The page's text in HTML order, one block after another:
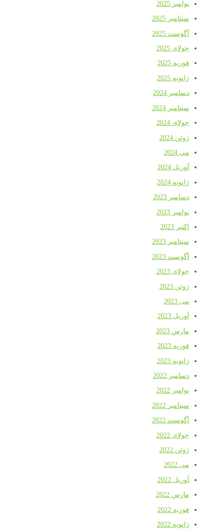
نوامبر 2025
سپتامبر 2025
آگوست 2025
جولای 2025
فوریه 2025
ژانویه 2025
دسامبر 2024
سپتامبر 2024
جولای 2024
ژوئن 2024
می 2024
آوریل 2024
ژانویه 2024
دسامبر 2023
نوامبر 2023
اکتبر 2023
سپتامبر 2023
آگوست 2023
جولای 2023
ژوئن 2023
می 2023
آوریل 2023
مارس 2023
فوریه 2023
ژانویه 2023
دسامبر 2022
نوامبر 2022
سپتامبر 2022
آگوست 2022
جولای 2022
ژوئن 2022
می 2022
آوریل 2022
مارس 2022
فوریه 2022
ژانویه 2022